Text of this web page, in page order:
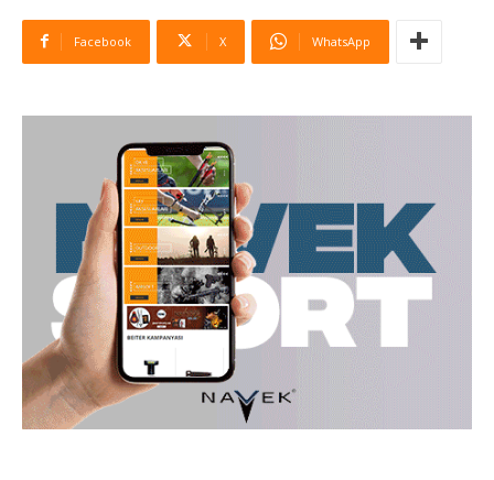
Facebook X WhatsApp